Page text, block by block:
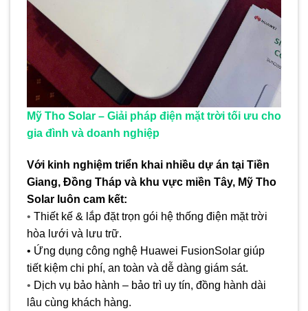
Mỹ Tho Solar – Giải pháp điện mặt trời tối ưu cho
gia đình và doanh nghiệp
Với kinh nghiệm triển khai nhiều dự án tại Tiền
Giang, Đồng Tháp và khu vực miền Tây, Mỹ Tho
Solar luôn cam kết:
• Thiết kế & lắp đặt trọn gói hệ thống điện mặt trời
hòa lưới và lưu trữ.
• Ứng dụng công nghệ Huawei FusionSolar giúp
tiết kiệm chi phí, an toàn và dễ dàng giám sát.
• Dịch vụ bảo hành – bảo trì uy tín, đồng hành dài
lâu cùng khách hàng.